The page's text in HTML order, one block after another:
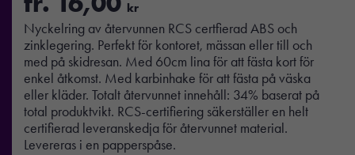
kr
Nyckelring av återvunnen RCS certfierad ABS och
zinklegering. Perfekt för kontoret, mässan eller till och
med på skidresan. Med 60cm lina för att fästa kort för
enkel åtkomst. Med karbinhake för att fästa på väska
eller kläder. Totalt återvunnet innehåll: 34% baserat på
total produktvikt. RCS-certifiering säkerställer en helt
certifierad leveranskedja för återvunnet material.
Levereras i en papperspåse.